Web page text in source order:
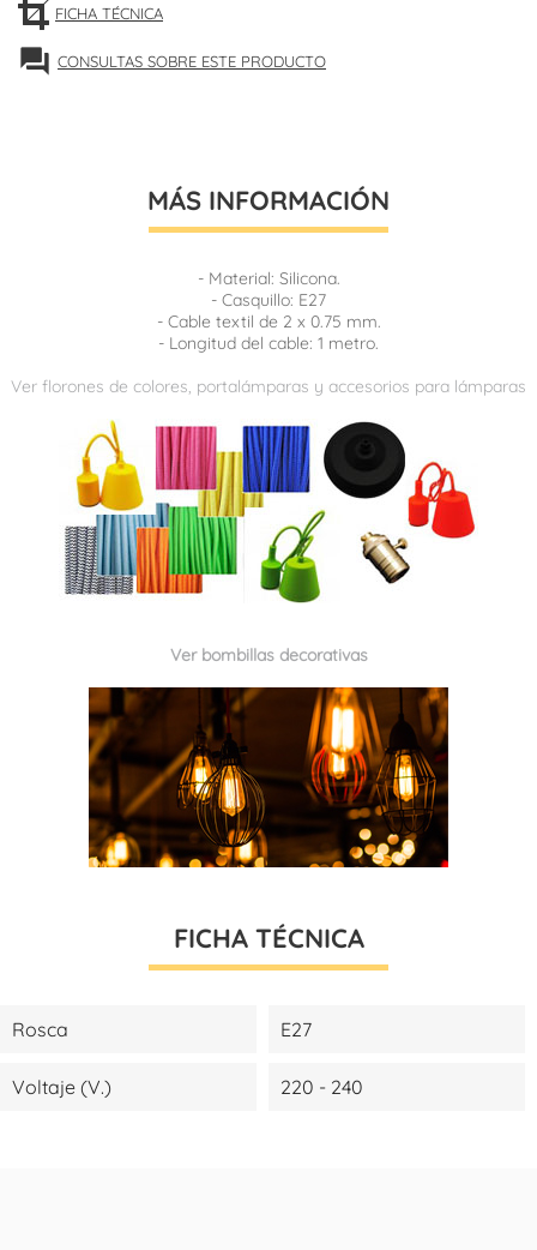
FICHA TÉCNICA
forum CONSULTAS SOBRE ESTE PRODUCTO
MÁS INFORMACIÓN
- Material: Silicona.
- Casquillo: E27
- Cable textil de 2 x 0.75 mm.
- Longitud del cable: 1 metro.
Ver florones de colores, portalámparas y accesorios para lámparas
Ver bombillas decorativas
FICHA TÉCNICA
Rosca E27
Voltaje (V.) 220 - 240